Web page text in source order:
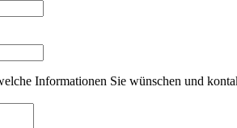
Informationen Sie wünschen und